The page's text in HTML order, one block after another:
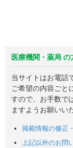
医療機関・薬局 の
当サイトはお電話
ご希望の内容ごと
すので、お手数で
ますようお願いい
掲載情報の修正
上記以外のお問